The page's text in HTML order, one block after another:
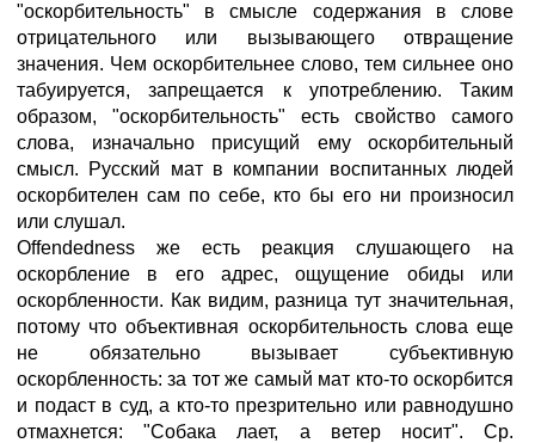
"оскорбительность" в смысле содержания в слове
отрицательного или вызывающего отвращение
значения. Чем оскорбительнее слово, тем сильнее оно
табуируется, запрещается к употреблению. Таким
образом, "оскорбительность" есть свойство самого
слова, изначально присущий ему оскорбительный
смысл. Русский мат в компании воспитанных людей
оскорбителен сам по себе, кто бы его ни произносил
или слушал.
Offendedness же есть реакция слушающего на
оскорбление в его адрес, ощущение обиды или
оскорбленности. Как видим, разница тут значительная,
потому что объективная оскорбительность слова еще
не обязательно вызывает субъективную
оскорбленность: за тот же самый мат кто-то оскорбится
и подаст в суд, а кто-то презрительно или равнодушно
отмахнется: "Собака лает, а ветер носит". Ср.